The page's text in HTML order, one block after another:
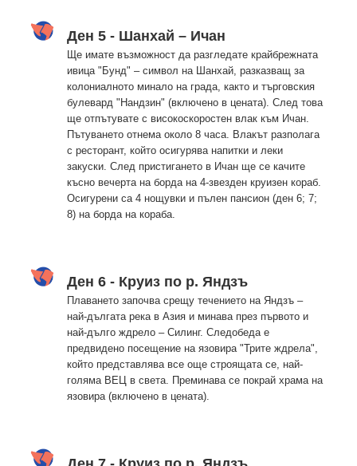
Ден 5 - Шанхай – Ичан
Ще имате възможност да разгледате крайбрежната
ивица "Бунд" – символ на Шанхай, разказващ за
колониалното минало на града, както и търговския
булевард "Нандзин" (включено в цената). След това
ще отпътувате с високоскоростен влак към Ичан.
Пътуването отнема около 8 часа. Влакът разполага
с ресторант, който осигурява напитки и леки
закуски. След пристигането в Ичан ще се качите
късно вечерта на борда на 4-звезден круизен кораб.
Осигурени са 4 нощувки и пълен пансион (ден 6; 7;
8) на борда на кораба.
Ден 6 - Круиз по р. Яндзъ
Плаването започва срещу течението на Яндзъ –
най-дългата река в Азия и минава през първото и
най-дълго ждрело – Силинг. Следобеда е
предвидено посещение на язовира "Трите ждрела",
който представлява все още строящата се, най-
голяма ВЕЦ в света. Преминава се покрай храма на
язовира (включено в цената).